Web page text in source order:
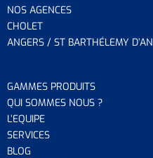
NOS AGENCES
CHOLET
ANGERS / ST BARTHÉLEMY
GAMMES PRODUITS
QUI SOMMES NOUS ?
L’EQUIPE
SERVICES
BLOG